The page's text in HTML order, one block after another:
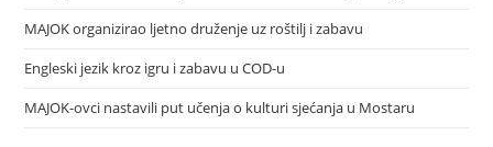
MAJOK organizirao ljetno druženje uz roštilj i zabavu
Engleski jezik kroz igru i zabavu u COD-u
MAJOK-ovci nastavili put učenja o kulturi sjećanja u Mostaru